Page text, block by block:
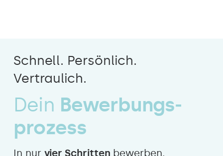
Schnell. Persönlich.
Vertraulich.
Dein Bewerbungs­
prozess
In nur vier Schritten bewerben.